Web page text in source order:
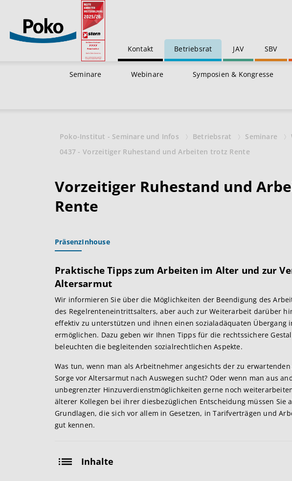
Kontakt Betriebsrat JAV SBV
Seminare Webinare Symposien & Kongresse
Poko-Institut - Seminare und Infos Betriebsrat Seminare
0437 - Vorzeitiger Ruhestand und Arbeiten trotz Rente
Vorzeitiger Ruhestand und
Rente
PräsenzInhouse
Praktische Tipps zum Arbeiten im Alter und zur
Altersarmut
Wir informieren Sie über die Möglichkeiten der Beendigung des
des Regelrenteneintrittsalters, aber auch zur Weiterarbeit darüber
effektiv zu unterstützen und ihnen einen sozialadäquaten Übergang
ermöglichen. Dazu geben wir Ihnen Tipps für die rechtssichere
beleuchten die begleitenden sozialrechtlichen Aspekte.
Was tun, wenn man als Arbeitnehmer angesichts der zu
Sorge vor Altersarmut nach Auswegen sucht? Oder wenn man aus
unbegrenzter Hinzuverdienstmöglichkeiten gerne noch
älterer Kollegen bei ihrer diesbezüglichen Entscheidung müssen Sie
Grundlagen, die sich vor allem in Gesetzen, in Tarifverträgen und
gut kennen.
Inhalte